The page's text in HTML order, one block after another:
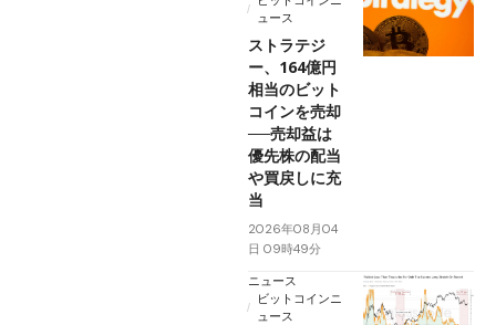
ュース
ストラテジ
ー、164億円
相当のビット
コインを売却
──売却益は
優先株の配当
や買戻しに充
当
2026年08月04
日 09時49分
ニュース
ビットコインニ
ュース